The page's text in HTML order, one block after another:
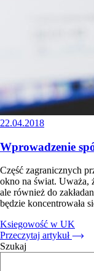
22.04.2018
Wprowadzenie
Część zagranicznych
okno na świat. Uważa,
ale również do
będzie koncentrowała
Ksiegowość w UK
Przeczytaj artykuł
Szukaj